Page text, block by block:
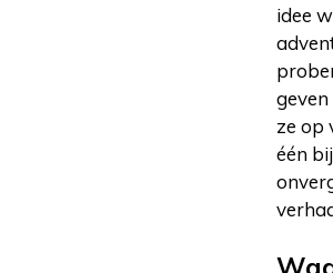
idee
ze op
één